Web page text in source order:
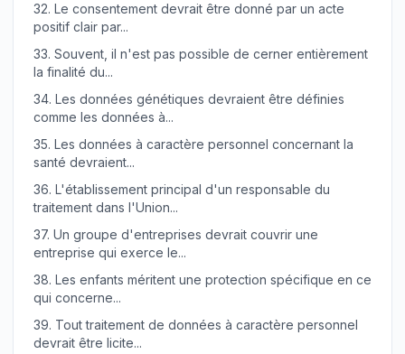
32. Le consentement devrait être donné par un acte
positif clair par...
33. Souvent, il n'est pas possible de cerner entièrement
la finalité du...
34. Les données génétiques devraient être définies
comme les données à...
35. Les données à caractère personnel concernant la
santé devraient...
36. L'établissement principal d'un responsable du
traitement dans l'Union...
37. Un groupe d'entreprises devrait couvrir une
entreprise qui exerce le...
38. Les enfants méritent une protection spécifique en ce
qui concerne...
39. Tout traitement de données à caractère personnel
devrait être licite...